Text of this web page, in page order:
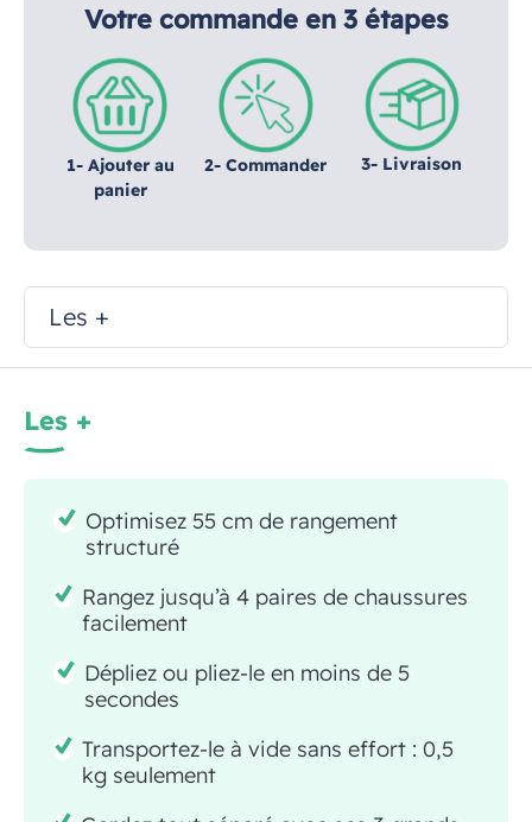
Votre commande en 3 étapes
1- Ajouter au
panier
2- Commander 3- Livraison
Les +
Les +
Optimisez 55 cm de rangement
structuré
Rangez jusqu’à 4 paires de chaussures
facilement
Dépliez ou pliez-le en moins de 5
secondes
Transportez-le à vide sans effort : 0,5
kg seulement